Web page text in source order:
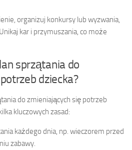
organizuj konkursy lub wyzwania,
kar i przymuszania, co może
sprzątania do
dziecka?
do zmieniających się potrzeb
kluczowych zasad:
każdego dnia, np. wieczorem przed
zabawy.